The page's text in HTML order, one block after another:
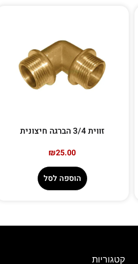
זווית 3/4 הברגה חיצונית
₪25.00
הוספה לסל
קטגוריות